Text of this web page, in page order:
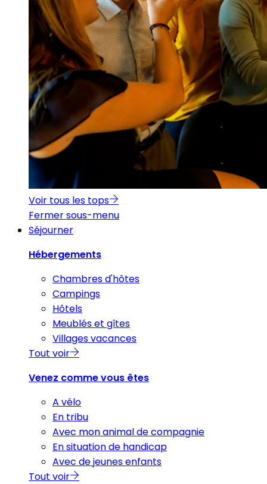
Voir tous les tops
Fermer sous-menu
Séjourner
Hébergements
Chambres d'hôtes
Campings
Hôtels
Meublés et gîtes
Villages vacances
Tout voir
Venez comme vous êtes
A vélo
En tribu
Avec mon animal de compagnie
En situation de handicap
Avec de jeunes enfants
Tout voir